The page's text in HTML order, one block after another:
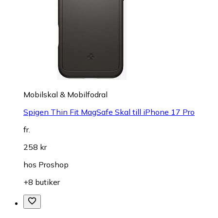
Mobilskal & Mobilfodral
Spigen Thin Fit MagSafe Skal till iPhone 17 Pro
fr.
258 kr
hos Proshop
+8 butiker